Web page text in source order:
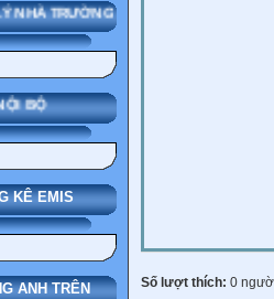
LÝ NHÀ TRƯỜNG
KÊ EMIS
ANH TRÊN
Số lượt thích: 0